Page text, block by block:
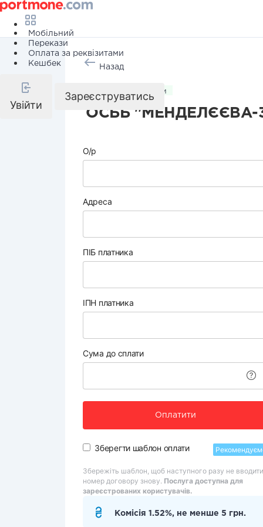
Мобільний
Перекази
Оплата за реквізитами
Кешбек
Увійти
Зареєструватись
Назад
Комунальні послуги
ОСББ "МЕНДЕЛЄЄВА-
О/р
Адреса
ПІБ платника
ІПН платника
Сума до сплати
Оплатити
Зберегти шаблон оплати
Збережіть шаблон, щоб наступного разу не вводити
номер договору знову. Послуга доступна для
зареєстрованих користувачів.
Комісія 1.52%, не менше 5 грн.